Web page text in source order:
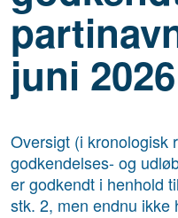
juni 2026
Oversigt (i kronologisk
godkendelses- og
er godkendt i henhold
stk. 2, men endnu